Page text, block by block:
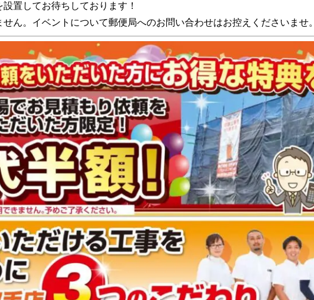
置してお待ちしております！
ん。イベントについて郵便局へのお問い合わせはお控えくださいませ。